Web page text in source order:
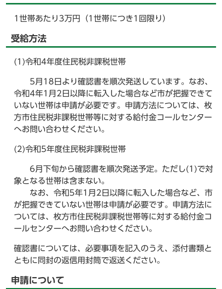
1世帯あたり3万円（1世帯につき1回限り）
受給方法
(1)令和4年度住民税非課税世帯
5月18日より確認書を順次発送しています。なお、
令和4年1月2日以降に転入した場合など市が把握できて
いない世帯は申請が必要です。申請方法については、枚
方市住民税非課税世帯等に対する給付金コールセンター
へお問い合わせください。
(2)令和5年度住民税非課税世帯
6月下旬から確認書を順次発送予定。ただし(1)で対
象となる世帯は含まない。
なお、令和5年1月2日以降に転入した場合など、市
が把握できていない世帯は申請が必要です。申請方法に
ついては、枚方市住民税非課税世帯等に対する給付金コ
ールセンターへお問い合わせください。
確認書については、必要事項を記入のうえ、添付書類と
ともに同封の返信用封筒で返送ください。
申請について